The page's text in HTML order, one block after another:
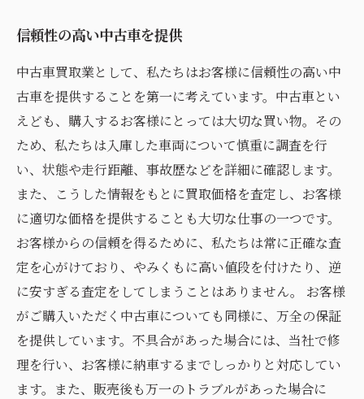
信頼性の高い中古車を提供
中古車買取業として、私たちはお客様に信頼性の高い中
古車を提供することを第一に考えています。中古車とい
えども、購入するお客様にとっては大切な買い物。その
ため、私たちは入庫した車両について慎重に調査を行
い、状態や走行距離、事故歴などを詳細に確認します。
また、こうした情報をもとに買取価格を査定し、お客様
に適切な価格を提供することも大切な仕事の一つです。
お客様からの信頼を得るために、私たちは常に正確な査
定を心がけており、やみくもに高い値段を付けたり、逆
に安すぎる査定をしてしまうことはありません。 お客様
がご購入いただく中古車についても同様に、万全の保証
を提供しています。不具合があった場合には、当社で修
理を行い、お客様に納車するまでしっかりと対応してい
ます。また、販売後も万一のトラブルがあった場合に